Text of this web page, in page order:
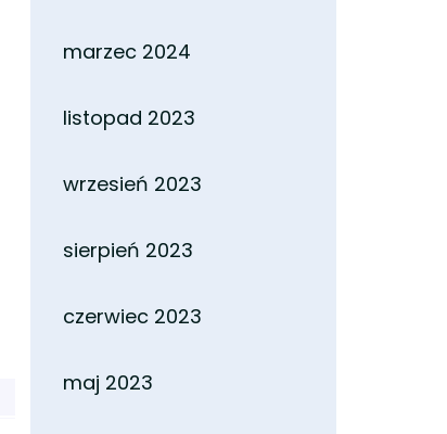
marzec 2024
listopad 2023
wrzesień 2023
sierpień 2023
czerwiec 2023
maj 2023